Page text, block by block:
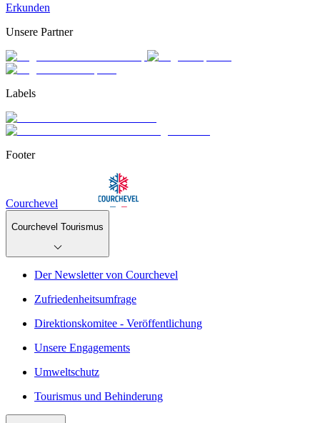
Erkunden
Unsere Partner
Labels
Footer
Courchevel
Courchevel Tourismus
Der Newsletter von Courchevel
Zufriedenheitsumfrage
Direktionskomitee - Veröffentlichung
Unsere Engagements
Umweltschutz
Tourismus und Behinderung